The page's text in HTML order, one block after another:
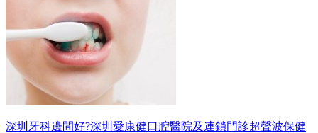
深圳牙科邊間好?深圳愛康健口腔醫院及連鎖門診超聲波保健